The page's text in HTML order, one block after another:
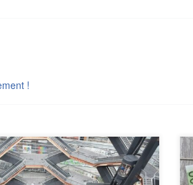
!
millions de détenteurs, le plan